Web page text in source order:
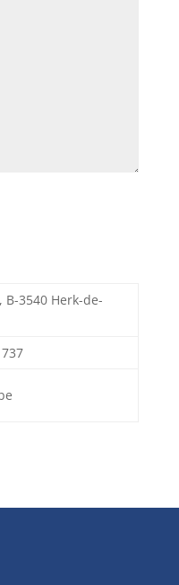
B-3540 Herk-de-